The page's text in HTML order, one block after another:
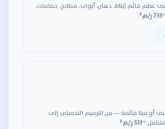
عظم قائم (بلاط، دهان، أبواب، مطابخ، حمامات،
م² .
أو فيلا قائمة — من الترميم التجميلي إلى
~513 ر/م² .